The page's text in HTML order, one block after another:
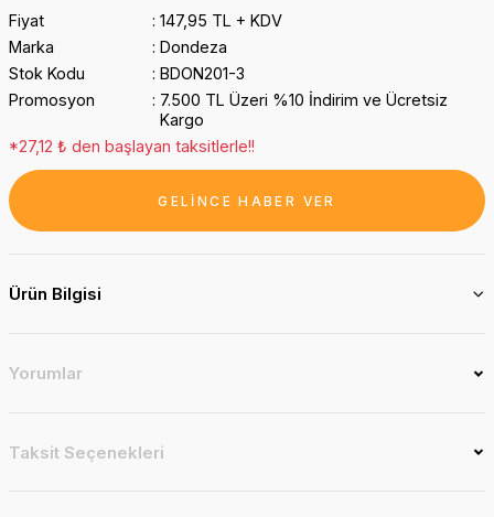
Fiyat
147,95 TL + KDV
Marka
Dondeza
Stok Kodu
BDON201-3
Promosyon
7.500 TL Üzeri %10 İndirim ve Ücretsiz
Kargo
*27,12 ₺ den başlayan taksitlerle!!
GELİNCE HABER VER
Ürün Bilgisi
Yorumlar
Taksit Seçenekleri